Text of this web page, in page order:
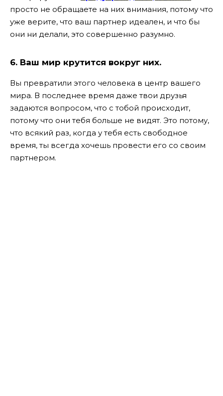
просто не обращаете на них внимания, потому что
уже верите, что ваш партнер идеален, и что бы
они ни делали, это совершенно разумно.
6. Ваш мир крутится вокруг них.
Вы превратили этого человека в центр вашего
мира. В последнее время даже твои друзья
задаются вопросом, что с тобой происходит,
потому что они тебя больше не видят. Это потому,
что всякий раз, когда у тебя есть свободное
время, ты всегда хочешь провести его со своим
партнером.